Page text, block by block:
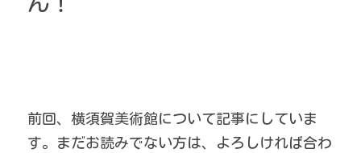
前回、横須賀美術館について記事にしていま
す。まだお読みでない方は、よろしければ合わ